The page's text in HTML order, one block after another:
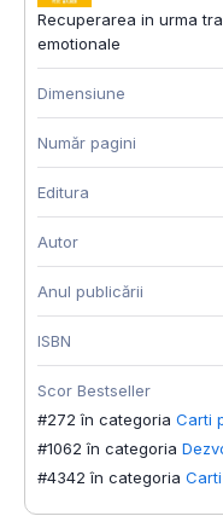
Recuperarea in urma
emotionale
Dimensiune
Număr pagini
Editura
Autor
Anul publicării
ISBN
Scor Bestseller
#272 în categoria Carti
#1062 în categoria
#4342 în categoria Carti